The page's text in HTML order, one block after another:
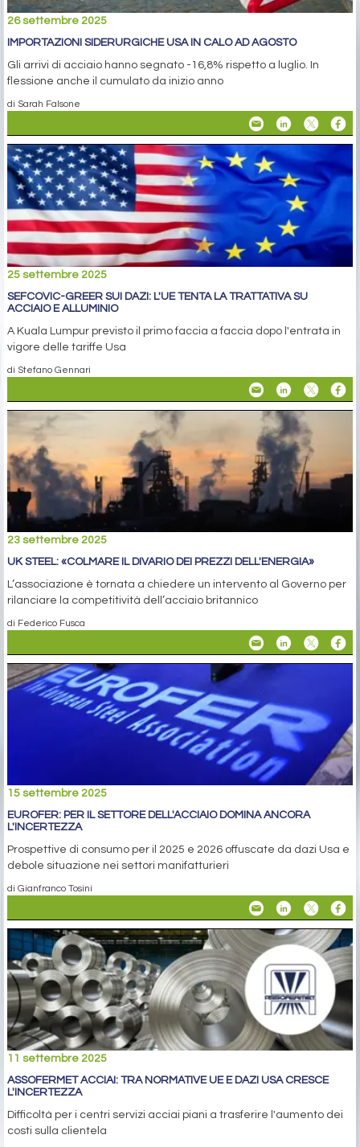
26 settembre 2025
IMPORTAZIONI SIDERURGICHE USA IN CALO AD AGOSTO
Gli arrivi di acciaio hanno segnato -16,8% rispetto a luglio. In
flessione anche il cumulato da inizio anno
di Sarah Falsone
25 settembre 2025
SEFCOVIC-GREER SUI DAZI: L'UE TENTA LA TRATTATIVA SU
ACCIAIO E ALLUMINIO
A Kuala Lumpur previsto il primo faccia a faccia dopo l'entrata in
vigore delle tariffe Usa
di Stefano Gennari
23 settembre 2025
UK STEEL: «COLMARE IL DIVARIO DEI PREZZI DELL'ENERGIA»
L’associazione è tornata a chiedere un intervento al Governo per
rilanciare la competitività dell’acciaio britannico
di Federico Fusca
15 settembre 2025
EUROFER: PER IL SETTORE DELL'ACCIAIO DOMINA ANCORA
L'INCERTEZZA
Prospettive di consumo per il 2025 e 2026 offuscate da dazi Usa e
debole situazione nei settori manifatturieri
di Gianfranco Tosini
11 settembre 2025
ASSOFERMET ACCIAI: TRA NORMATIVE UE E DAZI USA CRESCE
L'INCERTEZZA
Difficoltà per i centri servizi acciai piani a trasferire l'aumento dei
costi sulla clientela